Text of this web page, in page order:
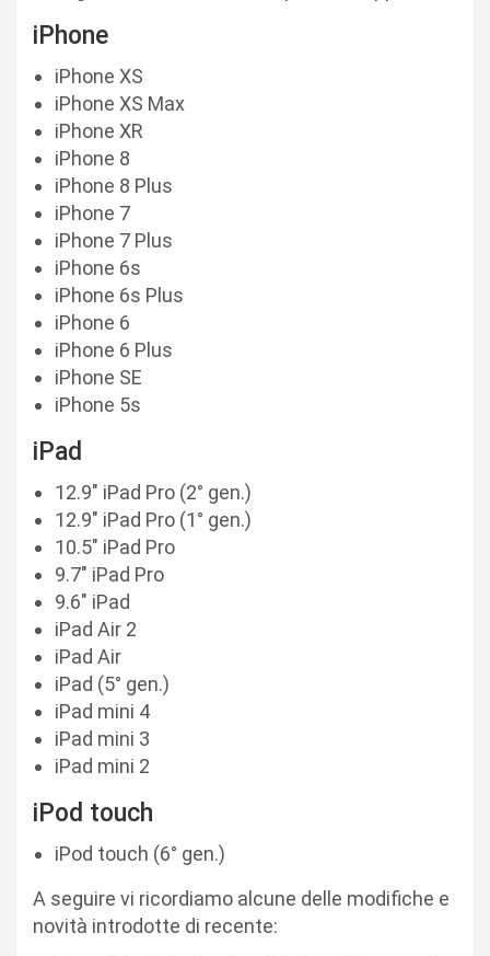
iPhone
iPhone XS
iPhone XS Max
iPhone XR
iPhone 8
iPhone 8 Plus
iPhone 7
iPhone 7 Plus
iPhone 6s
iPhone 6s Plus
iPhone 6
iPhone 6 Plus
iPhone SE
iPhone 5s
iPad
12.9″ iPad Pro (2° gen.)
12.9″ iPad Pro (1° gen.)
10.5″ iPad Pro
9.7″ iPad Pro
9.6″ iPad
iPad Air 2
iPad Air
iPad (5° gen.)
iPad mini 4
iPad mini 3
iPad mini 2
iPod touch
iPod touch (6° gen.)
A seguire vi ricordiamo alcune delle modifiche e
novità introdotte di recente: